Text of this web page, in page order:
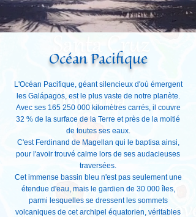
Océan Pacifique
L'Océan Pacifique, géant silencieux d'où émergent
les Galápagos, est le plus vaste de notre planète.
Avec ses 165 250 000kilomètres carrés, il couvre
32 % de la surface de la Terre et près de la moitié
de toutes ses eaux.
C'est Ferdinand de Magellan qui le baptisa ainsi,
pour l'avoir trouvé calme lors de ses audacieuses
traversées.
Cet immense bassin bleu n'est pas seulement une
étendue d'eau, mais le gardien de 30 000 îles,
parmi lesquelles se dressent les sommets
volcaniques de cet archipel équatorien, véritables